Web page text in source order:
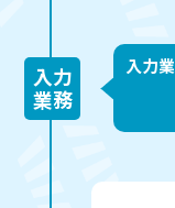
入力
業務
入力